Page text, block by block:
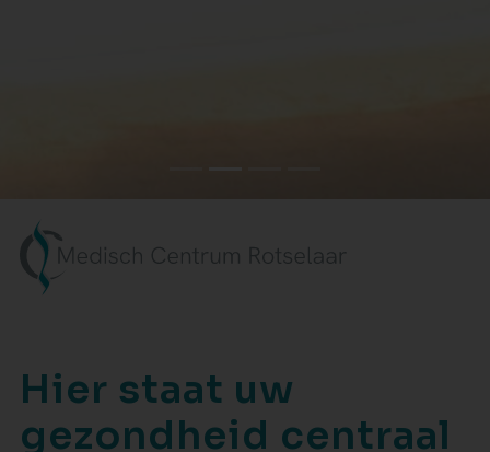
Hier staat uw
gezondheid centraal